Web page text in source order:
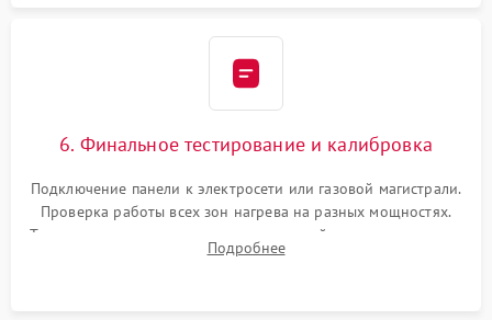
6. Финальное тестирование и калибровка
Подключение панели к электросети или газовой магистрали.
Проверка работы всех зон нагрева на разных мощностях.
Тестирование сенсорного управления, таймера, индикаторов
остаточного тепла и систем защиты от перегрева.
Подробнее